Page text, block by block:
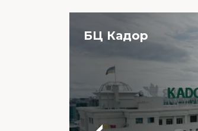
БЦ Кадор